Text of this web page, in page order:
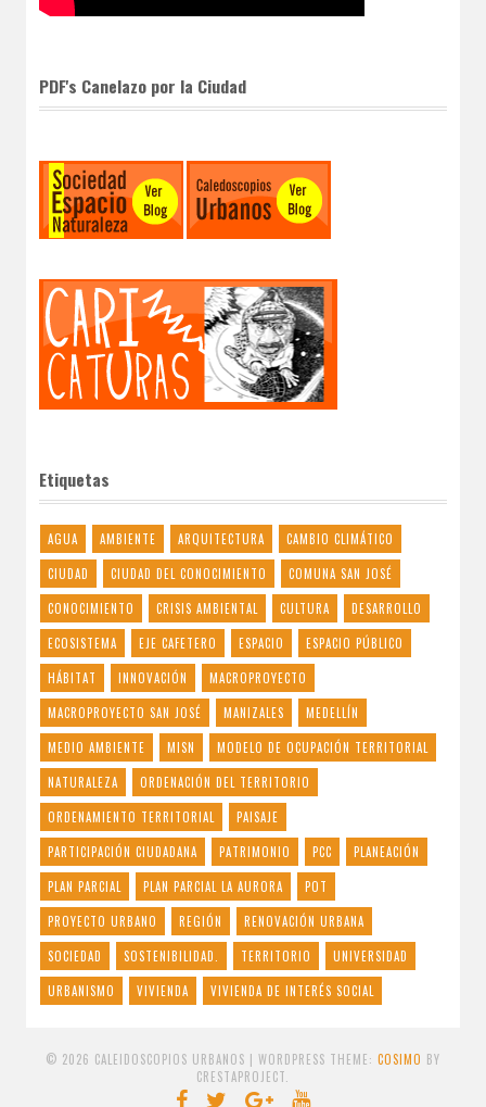
PDF's Canelazo por la Ciudad
Etiquetas
AGUA AMBIENTE ARQUITECTURA
CAMBIO CLIMÁTICO
CIUDAD
CIUDAD DEL CONOCIMIENTO
COMUNA SAN JOSÉ
CONOCIMIENTO
CRISIS AMBIENTAL CULTURA
DESARROLLO
ECOSISTEMA
EJE CAFETERO ESPACIO
ESPACIO PÚBLICO
HÁBITAT
INNOVACIÓN
MACROPROYECTO
MACROPROYECTO SAN JOSÉ
MANIZALES
MEDELLÍN
MEDIO AMBIENTE
MISN
MODELO DE OCUPACIÓN TERRITORIAL
NATURALEZA
ORDENACIÓN DEL TERRITORIO
ORDENAMIENTO TERRITORIAL
PAISAJE
PARTICIPACIÓN CIUDADANA
PATRIMONIO PCC
PLANEACIÓN
PLAN PARCIAL
PLAN PARCIAL LA AURORA
POT
PROYECTO URBANO
REGIÓN
RENOVACIÓN URBANA
SOCIEDAD
SOSTENIBILIDAD. TERRITORIO
UNIVERSIDAD
URBANISMO
VIVIENDA VIVIENDA DE INTERÉS SOCIAL
© 2026 CALEIDOSCOPIOS URBANOS | WORDPRESS THEME: COSIMO BY
CRESTAPROJECT.
FACEBOOK
TWITTER
GOOGLE
YOUTUBE